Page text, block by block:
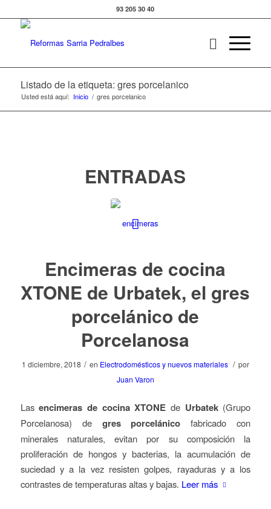
93 205 30 40
Listado de la etiqueta: gres porcelanico
Usted está aquí: Inicio / gres porcelanico
ENTRADAS
Encimeras de cocina
XTONE de Urbatek, el gres
porcelánico de
Porcelanosa
1 diciembre, 2018 / en Electrodomésticos y nuevos materiales / por
Juan Varon
Lasencimeras de cocina XTONE de Urbatek(Grupo
Porcelanosa) de gres porcelánico fabricado con
minerales naturales, evitan por su composición la
proliferación de hongos y bacterias, la acumulación de
suciedad y a la vez resisten golpes, rayaduras y a los
contrastes de temperaturas altas y bajas. Leer más